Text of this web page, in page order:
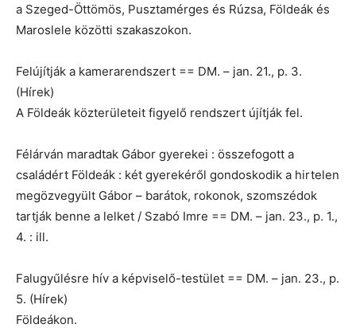
a Szeged-Öttömös, Pusztamérges és Rúzsa, Földeák és
Maroslele közötti szakaszokon.
Felújítják a kamerarendszert == DM. – jan. 21., p. 3.
(Hírek)
A Földeák közterületeit figyelő rendszert újítják fel.
Félárván maradtak Gábor gyerekei : összefogott a
családért Földeák : két gyerekéről gondoskodik a hirtelen
megözvegyült Gábor – barátok, rokonok, szomszédok
tartják benne a lelket / Szabó Imre == DM. – jan. 23., p. 1.,
4. : ill.
Falugyűlésre hív a képviselő-testület == DM. – jan. 23., p.
5. (Hírek)
Földeákon.